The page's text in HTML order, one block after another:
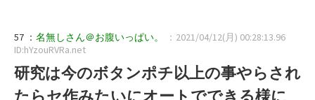
57 ： 名無しさん＠お腹いっぱい。
：2021/04/12(月) 00:28:13.96
ID:hYzouRVRa.net
研究は今のボタンポチ以上の事やらされ
たらセ作みたいにオートでできる様に